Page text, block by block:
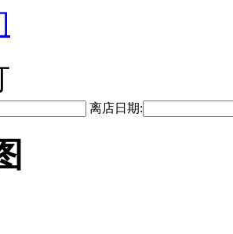
离店日期: